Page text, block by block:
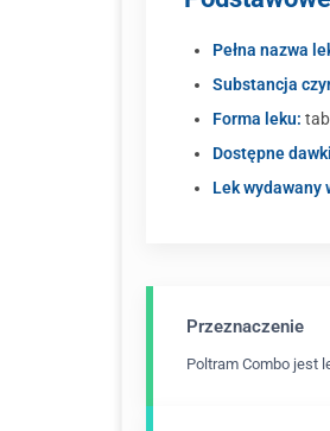
Pełna nazwa
Substancja
Forma leku:
Dostępne
Lek wydawany
Przeznaczenie
Poltram Combo jest